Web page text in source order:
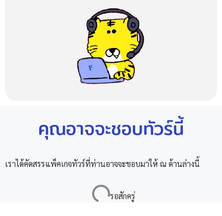
คุณอาจจะชอบทัวร์นี้
เราได้คัดสรรแพ็คเกจทัวร์ที่ท่านอาจจะชอบมาให้ ณ ด้านล่างนี้